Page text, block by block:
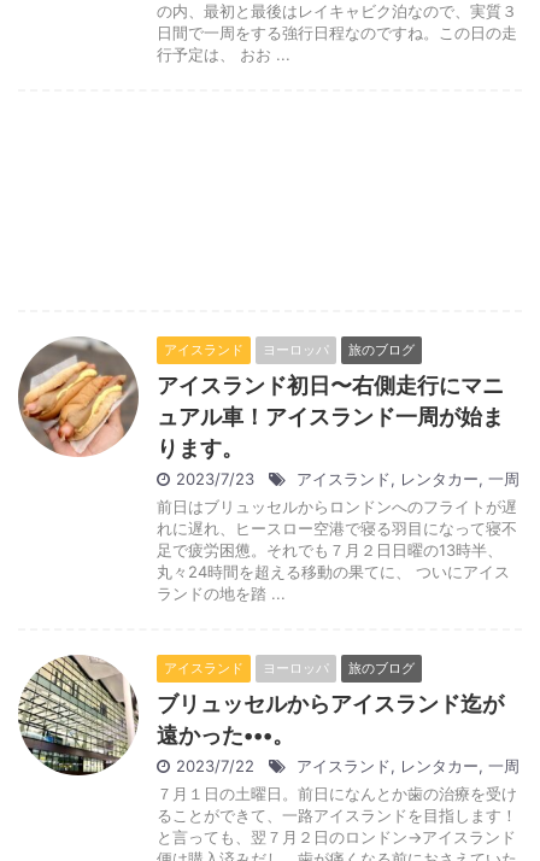
の内、最初と最後はレイキャビク泊なので、実質３
日間で一周をする強行日程なのですね。この日の走
行予定は、 おお ...
アイスランド ヨーロッパ 旅のブログ
アイスランド初日〜右側走行にマニ
ュアル車！アイスランド一周が始ま
ります。
2023/7/23 アイスランド, レンタカー, 一周
前日はブリュッセルからロンドンへのフライトが遅
れに遅れ、ヒースロー空港で寝る羽目になって寝不
足で疲労困憊。それでも７月２日日曜の13時半、
丸々24時間を超える移動の果てに、 ついにアイス
ランドの地を踏 ...
アイスランド ヨーロッパ 旅のブログ
ブリュッセルからアイスランド迄が
遠かった•••。
2023/7/22 アイスランド, レンタカー, 一周
７月１日の土曜日。前日になんとか歯の治療を受け
ることができて、一路アイスランドを目指します！
と言っても、翌７月２日のロンドン→アイスランド